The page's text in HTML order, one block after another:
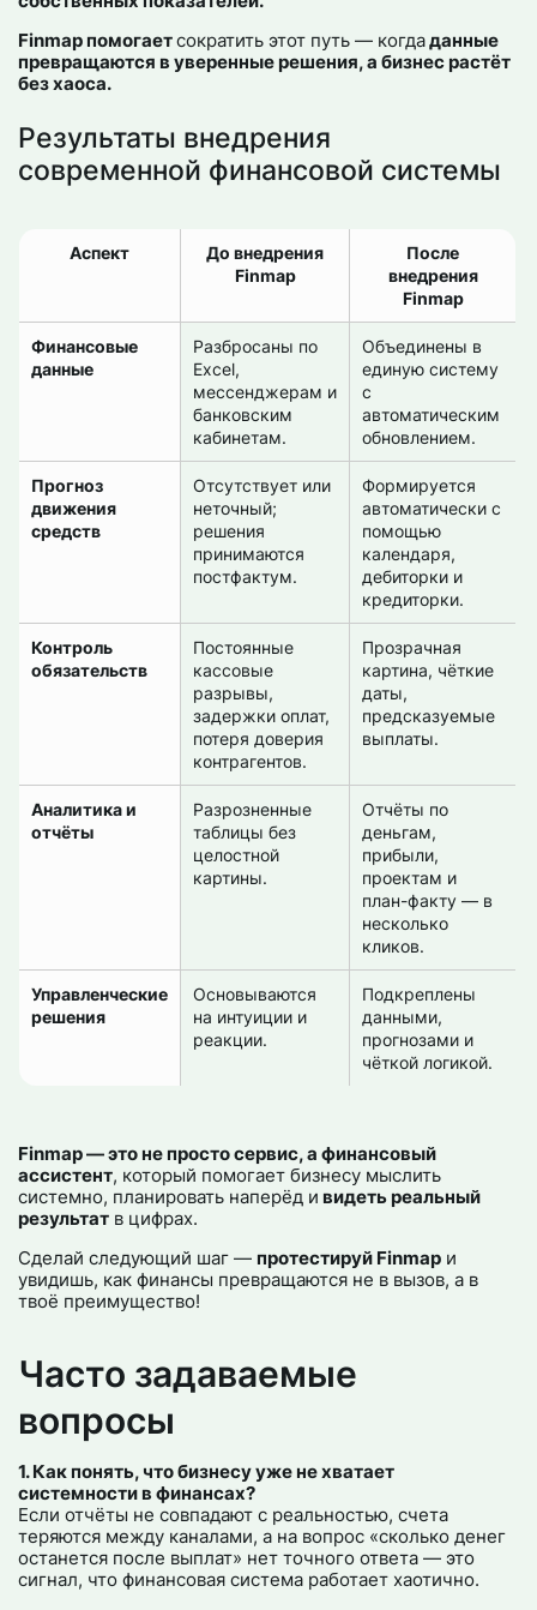
Finmap помогаетсократить этот путь — когдаданные
превращаются в уверенные решения, а бизнес растёт
без хаоса.
Результаты внедрения
современной финансовой системы
Аспект
До внедрения
Finmap
После
внедрения
Finmap
Финансовые
данные
Разбросаны по
Excel,
мессенджерам и
банковским
кабинетам.
Объединены в
единую систему
с
автоматическим
обновлением.
Прогноз
движения
средств
Отсутствует или
неточный;
решения
принимаются
постфактум.
Формируется
автоматически с
помощью
календаря,
дебиторки и
кредиторки.
Контроль
обязательств
Постоянные
кассовые
разрывы,
задержки оплат,
потеря доверия
контрагентов.
Прозрачная
картина, чёткие
даты,
предсказуемые
выплаты.
Аналитика и
отчёты
Разрозненные
таблицы без
целостной
картины.
Отчёты по
деньгам,
прибыли,
проектам и
план-факту — в
несколько
кликов.
Управленческие
решения
Основываются
на интуиции и
реакции.
Подкреплены
данными,
прогнозами и
чёткой логикой.
Finmap — это не просто сервис, а финансовый
ассистент, который помогает бизнесу мыслить
системно, планировать наперёд и видеть реальный
результат в цифрах.
Сделай следующий шаг — протестируй Finmap и
увидишь, как финансы превращаются не в вызов, а в
твоё преимущество!
Часто задаваемые
вопросы
1. Как понять, что бизнесу уже не хватает
системности в финансах?
Если отчёты не совпадают с реальностью, счета
теряются между каналами, а на вопрос «сколько денег
останется после выплат» нет точного ответа — это
сигнал, что финансовая система работает хаотично.